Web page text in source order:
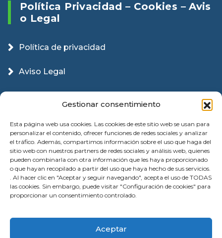
Gestionar consentimiento
Esta página web usa cookies. Las cookies de este sitio web se usan para
personalizar el contenido, ofrecer funciones de redes sociales y analizar
el tráfico. Además, compartimos información sobre el uso que haga del
sitio web con nuestros partners de redes sociales y análisis web, quienes
pueden combinarla con otra información que les haya proporcionado
o que hayan recopilado a partir del uso que haya hecho de sus servicios.
. Al hacer clic en "Aceptar y seguir navegando", acepta el uso de TODAS
las cookies. Sin embargo, puede visitar "Configuración de cookies" para
proporcionar un consentimiento controlado.
Aceptar
Política Privacidad – Cookies – Avis
O Legal
Política de privacidad
Aviso Legal
© 2026 Instalación Puertas Garaje Valencia |